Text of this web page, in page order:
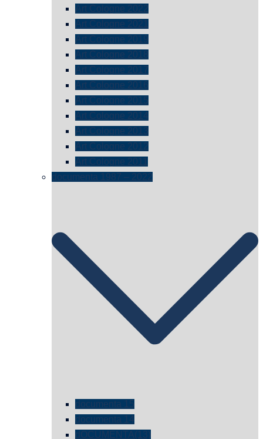
Art Cologne 2022
Art Cologne 2021
Art Cologne 2019
Art Cologne 2018
Art Cologne 2017
Art Cologne 2016
Art Cologne 2015
Art Cologne 2014
Art Cologne 2013
Art Cologne 2012
Art Cologne 2011
documenta 1987 – 2022
documenta 15
documenta 14
dOCUMENTA(13)